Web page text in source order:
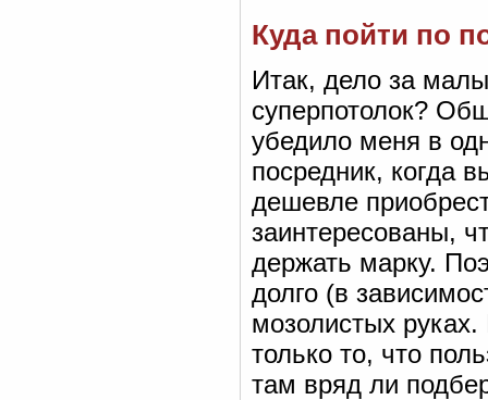
Куда пойти по
Итак, дело за
суперпотолок?
убедило меня в
посредник, когда
дешевле
заинтересованы,
держать марку.
долго (в
мозолистых
только то, что
там вряд ли